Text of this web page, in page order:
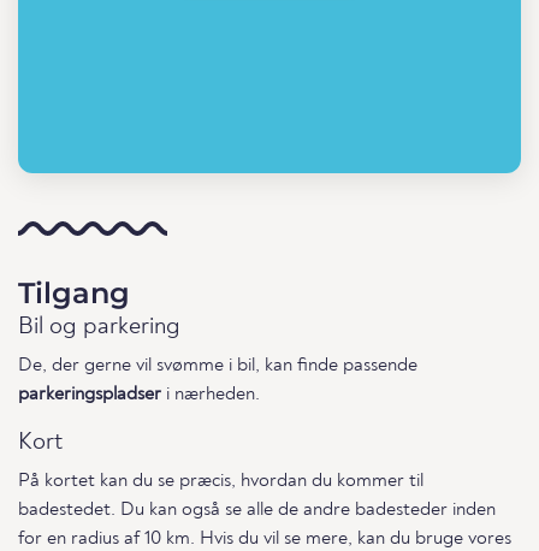
Tilgang
Bil og parkering
De, der gerne vil svømme i bil, kan finde passende
parkeringspladser i nærheden.
Kort
På kortet kan du se præcis, hvordan du kommer til
badestedet. Du kan også se alle de andre badesteder inden
for en radius af 10 km. Hvis du vil se mere, kan du bruge vores